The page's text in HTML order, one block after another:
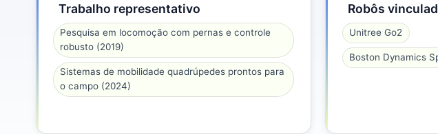
Trabalho representativo
Pesquisa em locomoção com pernas e controle
robusto (2019)
Sistemas de mobilidade quadrúpedes prontos para
o campo (2024)
Robôs
Unitree Go2
Boston Dynamics